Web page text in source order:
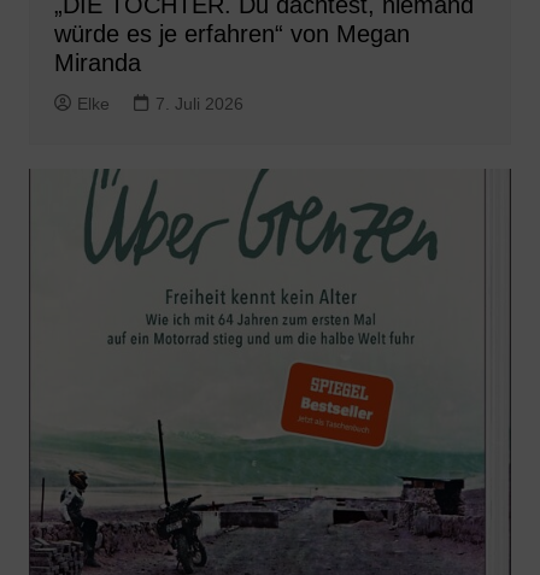
würde es je erfahren“ von Megan
Miranda
Elke 7. Juli 2026